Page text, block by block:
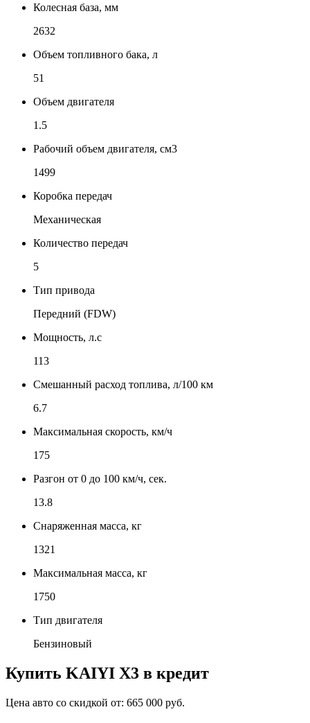
Колесная база, мм
2632
Объем топливного бака, л
51
Объем двигателя
1.5
Рабочий объем двигателя, см3
1499
Коробка передач
Механическая
Количество передач
5
Тип привода
Передний (FDW)
Мощность, л.с
113
Смешанный расход топлива, л/100 км
6.7
Максимальная скорость, км/ч
175
Разгон от 0 до 100 км/ч, сек.
13.8
Снаряженная масса, кг
1321
Максимальная масса, кг
1750
Тип двигателя
Бензиновый
Купить KAIYI X3 в кредит
Цена авто со скидкой от: 665 000 руб.